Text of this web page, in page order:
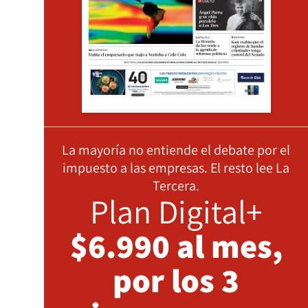
La mayoría no entiende el debate por el
impuesto a las empresas. El resto lee La
Tercera.
Plan Digital+
$6.990 al mes,
por los 3